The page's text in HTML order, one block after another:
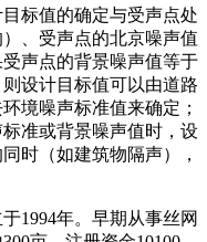
标值的确定与受声点处
、受声点的北京噪声值
声点的背景噪声值等于
设计目标值可以由道路
境噪声标准值来确定；
准或背景噪声值时，设
时（如建筑物隔声），
1994年。早期从事丝网